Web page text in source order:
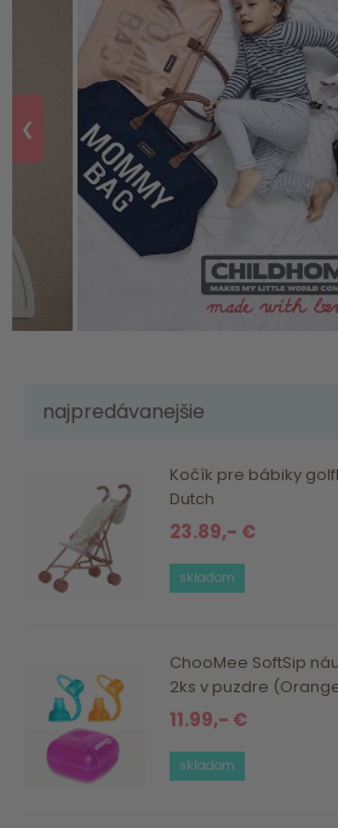
❮
najpredávanejšie
Kočík pre bábiky
Dutch
23.89,- €
skladom
ChooMee SoftSip
2ks v puzdre
11.99,- €
skladom